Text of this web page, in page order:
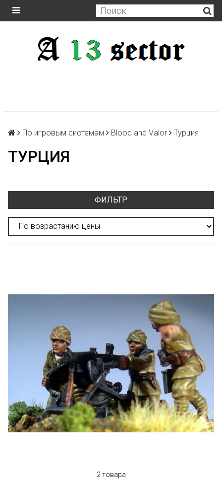
По игровым системам Blood and Valor Турция
ТУРЦИЯ
ФИЛЬТР
2 товара